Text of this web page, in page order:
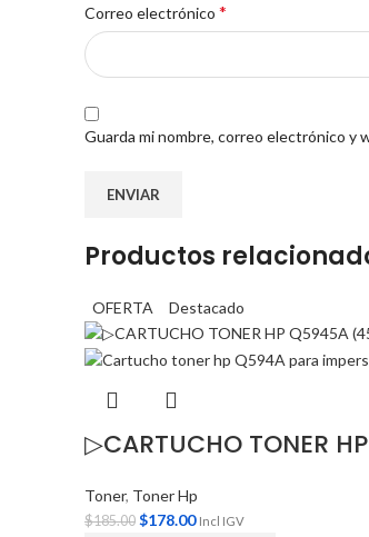
Correo electrónico *
Guarda mi nombre, correo electrónico y
Productos
OFERTA Destacado
▷CARTUCHO TONER
Toner, Toner Hp
$185.00 $178.00 Incl IGV